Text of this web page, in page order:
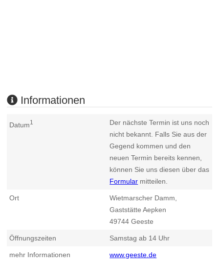
Informationen
Datum1
Der nächste Termin ist uns noch
nicht bekannt. Falls Sie aus der
Gegend kommen und den
neuen Termin bereits kennen,
können Sie uns diesen über das
Formular mitteilen.
Ort
Wietmarscher Damm,
Gaststätte Aepken
49744 Geeste
Öffnungszeiten Samstag ab 14 Uhr
mehr Informationen www.geeste.de